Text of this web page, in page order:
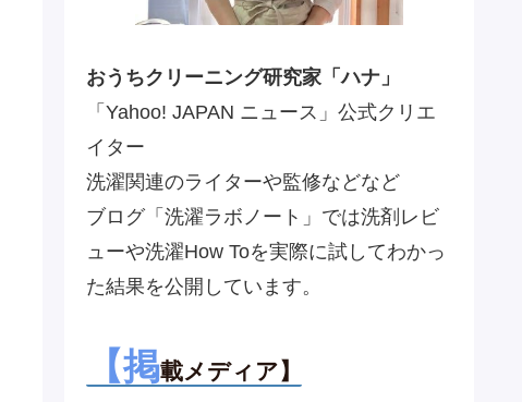
おうちクリーニング研究家「ハナ」
「Yahoo! JAPAN ニュース」公式クリエ
イター
洗濯関連のライターや監修などなど
ブログ「洗濯ラボノート」では洗剤レビ
ューや洗濯How Toを実際に試してわかっ
た結果を公開しています。
【掲載メディア】